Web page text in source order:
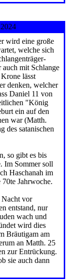
wird eine große
welche sich
auch mit Schlange
lässt
denken, welcher
Daniel 11 von
"König
ein auf den
war (Matth.
des satanischen
so gibt es bis
Im Sommer soll
Haschanah im
Jahrwoche.
Nacht vor
entstand, nur
wach und
wird dies
Bräutigam am
an Matth. 25
zur Entrückung.
sie auch dann